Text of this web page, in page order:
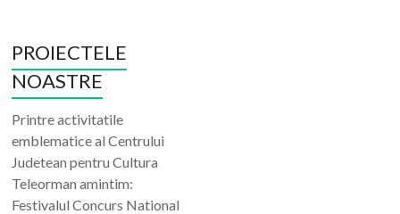
PROIECTELE
NOASTRE
Printre activitatile
emblematice al Centrului
Judetean pentru Cultura
Teleorman amintim:
Festivalul Concurs National